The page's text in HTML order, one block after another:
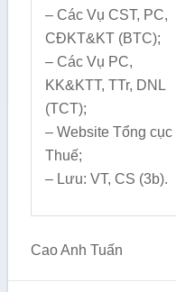
– Các Vụ CST, PC,
CĐKT&KT (BTC);
– Các Vụ PC,
KK&KTT, TTr, DNL
(TCT);
– Website Tổng cục
Thuế;
– Lưu: VT, CS (3b).
Cao Anh Tuấn